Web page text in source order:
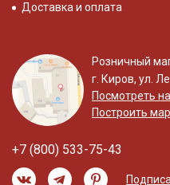
Доставка и оплата
Розничный
г. Киров, ул.
Посмотреть
Построить
+7 (800) 533-75-43